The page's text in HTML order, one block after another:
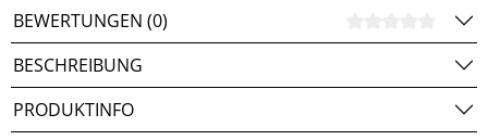
BEWERTUNGEN (0)
BESCHREIBUNG
PRODUKTINFO